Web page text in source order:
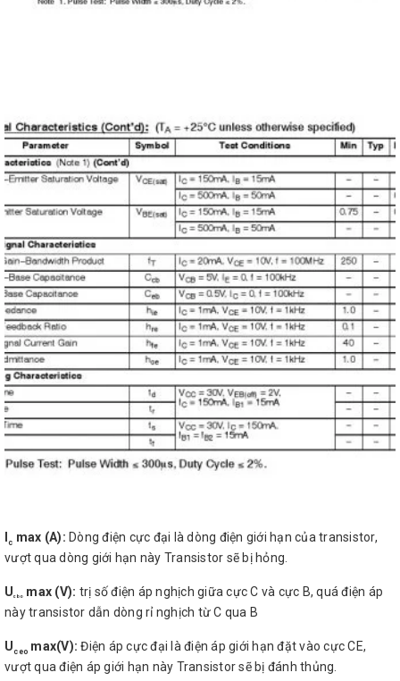
c max (A): Dòng điện cực đại là dòng điện giới hạn của transistor,
vượt qua dòng giới hạn này Transistor sẽ bị hỏng.
U cbo max (V): trị số điện áp nghịch giữa cực C và cực B, quá điện áp
này transistor dẫn dòng rỉ nghịch từ C qua B
Uceo max(V): Điện áp cực đại là điện áp giới hạn đặt vào cực CE,
vượt qua điện áp giới hạn này Transistor sẽ bị đánh thủng.